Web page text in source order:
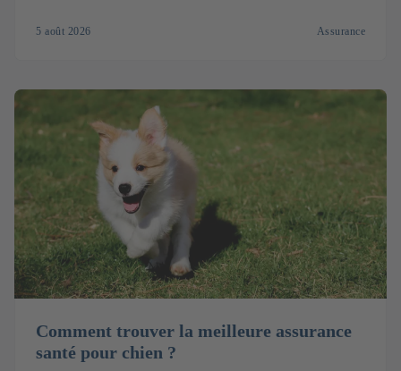
5 août 2026 Assurance
Comment trouver la meilleure assurance
santé pour chien ?